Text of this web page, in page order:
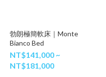
勃朗極簡軟床｜Monte
Bianco Bed
NT$141,000 ~
NT$181,000